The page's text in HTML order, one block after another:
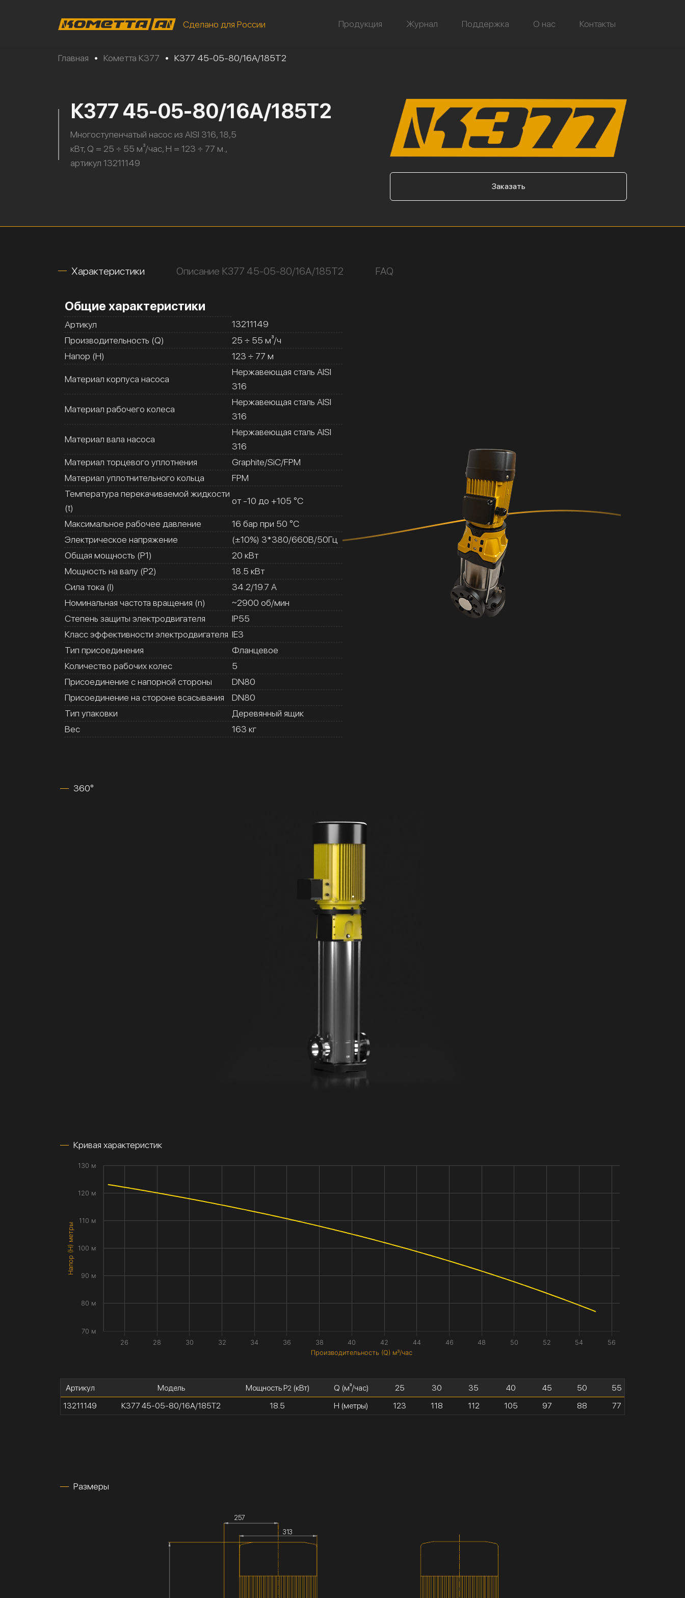
Сделано для России Продукция Журнал Поддержка О нас Контакты
Главная • Кометта К377 • К377 45-05-80/16А/185Т2
К377 45-05-80/16А/185Т2
Многоступенчатый насос из AISI 316, 18,5
кВт, Q = 25 ÷ 55 м³/час, H = 123 ÷ 77 м.,
артикул 13211149
Заказать
Характеристики Описание К377 45-05-80/16А/185Т2 FAQ
Общие характеристики
Артикул
13211149
Производительность (Q)
25 ÷ 55 м³/ч
Напор (H)
123 ÷ 77 м
Материал корпуса насоса
Нержавеющая сталь AISI
316
Материал рабочего колеса
Нержавеющая сталь AISI
316
Материал вала насоса
Нержавеющая сталь AISI
316
Материал торцевого уплотнения
Graphite/SiC/FPM
Материал уплотнительного кольца
FPM
Температура перекачиваемой жидкости
(t)
от -10 до +105 °C
Максимальное рабочее давление
16 бар при 50 °C
Электрическое напряжение
(±10%) 3*380/660В/50Гц
Общая мощность (Р1)
20 кВт
Мощность на валу (Р2)
18.5 кВт
Сила тока (I)
34.2/19.7 A
Номинальная частота вращения (n)
~2900 об/мин
Степень защиты электродвигателя
IP55
Класс эффективности электродвигателя IE3
Тип присоединения
Фланцевое
Количество рабочих колес
5
Присоединение с напорной стороны
DN80
Присоединение на стороне всасывания
DN80
Тип упаковки
Деревянный ящик
Вес
163 кг
360°
Кривая характеристик
Производительность (Q) м³/час
Напор (H) метры
26 28 30 32 34 36 38 40 42 44 46 48 50 52 54 56
70 м
80 м
90 м
100 м
110 м
120 м
130 м
Артикул
13211149
Модель
К377 45-05-80/16А/185Т2
Мощность P2(кВт)
18.5
Q (м³/час)
H (метры)
25
123
30
118
35
112
40
105
45
97
50
88
55
77
Размеры
257
313